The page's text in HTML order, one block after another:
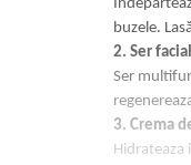
buzele.
2. Ser
Ser
3. Crema
Hidrateaza